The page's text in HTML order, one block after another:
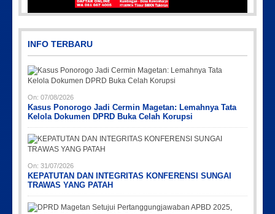
IMG_20230730_152959
Picsart_23-04-10_00-36-15-097
Picsart_23-04-12_11-55-35-604
Picsart_23-04-12_12-24-51-034
Picsart_23-04-02_13-27-26-448
INFO TERBARU
On: 07/08/2026
Kasus Ponorogo Jadi Cermin Magetan: Lemahnya Tata
Kelola Dokumen DPRD Buka Celah Korupsi
On: 31/07/2026
KEPATUTAN DAN INTEGRITAS KONFERENSI SUNGAI
TRAWAS YANG PATAH